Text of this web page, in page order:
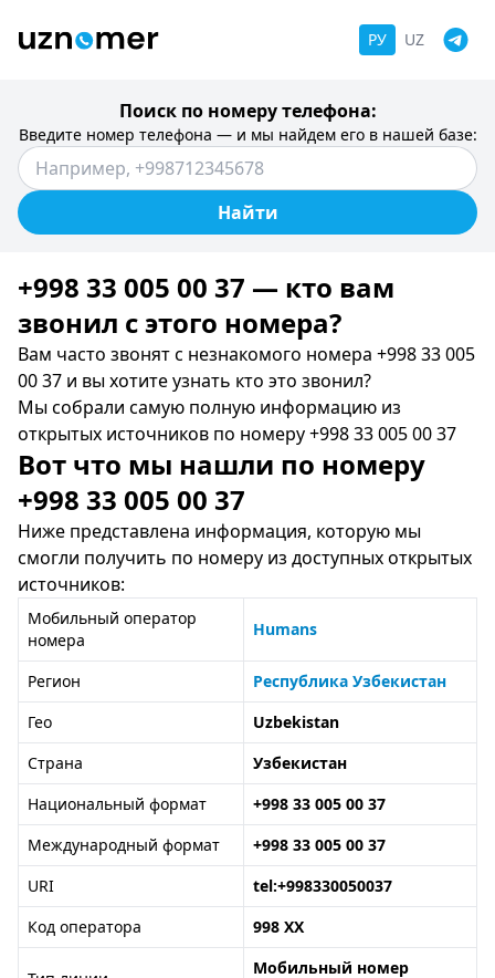
РУ UZ
Поиск по номеру телефона:
Введите номер телефона — и мы найдем его в нашей базе:
Найти
+998 33 005 00 37 — кто вам
звонил c этого номера?
Вам часто звонят с незнакомого номера +998 33 005
00 37 и вы хотите узнать кто это звонил?
Мы собрали самую полную информацию из
открытых источников по номеру +998 33 005 00 37
Вот что мы нашли по номеру
+998 33 005 00 37
Ниже представлена информация, которую мы
смогли получить по номеру из доступных открытых
источников:
Мобильный оператор
номера
Humans
Регион
Республика Узбекистан
Гео
Uzbekistan
Страна
Узбекистан
Национальный формат
+998 33 005 00 37
Международный формат
+998 33 005 00 37
URI
tel:+998330050037
Код оператора
998 XX
Мобильный номер